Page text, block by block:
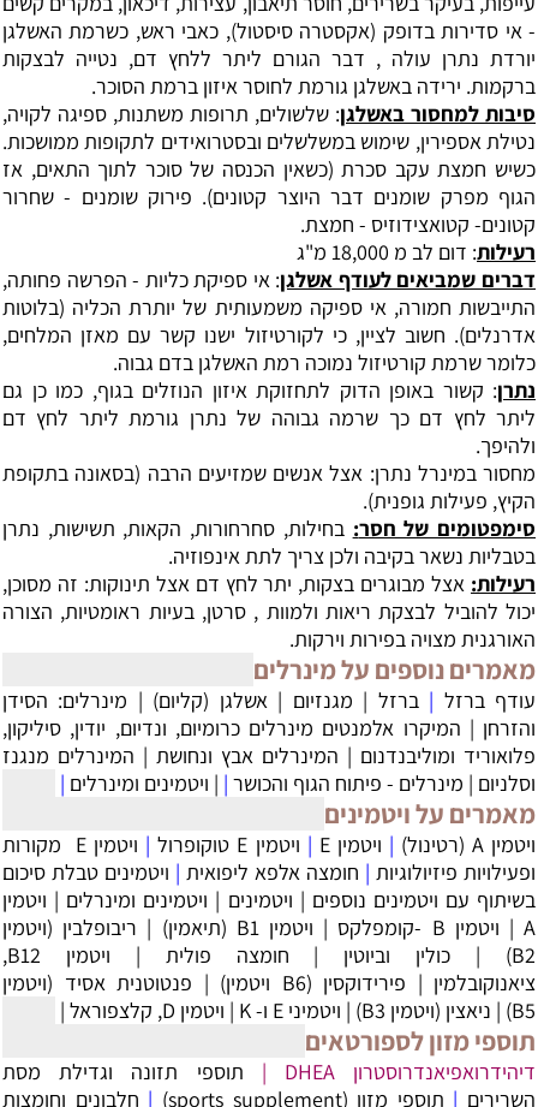
- אי סדירות בדופק (אקסטרה סיסטול), כאבי ראש, כשרמת האשלגן
יורדת נתרן עולה , דבר הגורם ליתר ללחץ דם, נטייה לבצקות
ברקמות. ירידה באשלגן גורמת לחוסר איזון ברמת הסוכר.
סיבות למחסור באשלגן: שלשולים, תרופות משתנות, ספיגה לקויה,
נטילת אספירין, שימוש במשלשלים ובסטרואידים לתקופות ממושכות.
כשיש חמצת עקב סכרת (כשאין הכנסה של סוכר לתוך התאים, אז
הגוף מפרק שומנים דבר היוצר קטונים). פירוק שומנים - שחרור
קטונים- קטואצידוזיס - חמצת.
רעילות: דום לב מ 18,000 מ"ג
דברים שמביאים לעודף אשלגן: אי ספיקת כליות - הפרשה פחותה,
התייבשות חמורה, אי ספיקה משמעותית של יותרת הכליה (בלוטות
אדרנלים). חשוב לציין, כי לקורטיזול ישנו קשר עם מאזן המלחים,
כלומר שרמת קורטיזול נמוכה רמת האשלגן בדם גבוה.
נתרן: קשור באופן הדוק לתחזוקת איזון הנוזלים בגוף, כמו כן גם
ליתר לחץ דם כך שרמה גבוהה של נתרן גורמת ליתר לחץ דם
ולהיפך.
מחסור במינרל נתרן: אצל אנשים שמזיעים הרבה (בסאונה בתקופת
הקיץ, פעילות גופנית).
סימפטומים של חסר: בחילות, סחרחורות, הקאות, תשישות, נתרן
בטבליות נשאר בקיבה ולכן צריך לתת אינפוזיה.
רעילות: אצל מבוגרים בצקות, יתר לחץ דם אצל תינוקות: זה מסוכן,
יכול להוביל לבצקת ריאות ולמוות , סרטן, בעיות ראומטיות, הצורה
האורגנית מצויה בפירות וירקות.
מאמרים נוספים על מינרלים
עודף ברזל | ברזל | מגנזיום | אשלגן (קליום) | מינרלים: הסידן
והזרחן | המיקרו אלמנטים מינרלים כרומיום, ונדיום, יודין, סיליקון,
פלואוריד ומוליבנדנום | המינרלים אבץ ונחושת | המינרלים מנגנז
וסלניום | מינרלים - פיתוח הגוף והכושר |
| ויטמינים ומינרלים |
מאמרים על ויטמינים
ויטמין A (רטינול) | ויטמין E | ויטמין E טוקופרול |
‏ויטמין E מקורות
ופעילויות פיזיולוגיות | חומצה אלפא ליפואית | ויטמינים טבלת סיכום
בשיתוף עם ויטמינים נוספים | ויטמינים | ויטמינים ומינרלים | ויטמין
A
| ויטמין B -קומפלקס | ויטמין B1 (תיאמין) | ריבופלבין (ויטמין
B2)
| כולין וביוטין | חומצה פולית |
ויטמין B12,
ציאנוקובלמין | פירידוקסין (B6 ויטמין) | פנטוטנית אסיד (ויטמין
B5)
| ניאצין (ויטמין B3) | ויטמיני E ו- K | ויטמין D, קלצפוראל |
תוספי מזון לספורטאים
דיהידרואפיאנדרוסטרון DHEA |
תוספי תזונה וגדילת מסת
השרירים | תוספי מזון (sports supplement) | חלבונים וחומצות